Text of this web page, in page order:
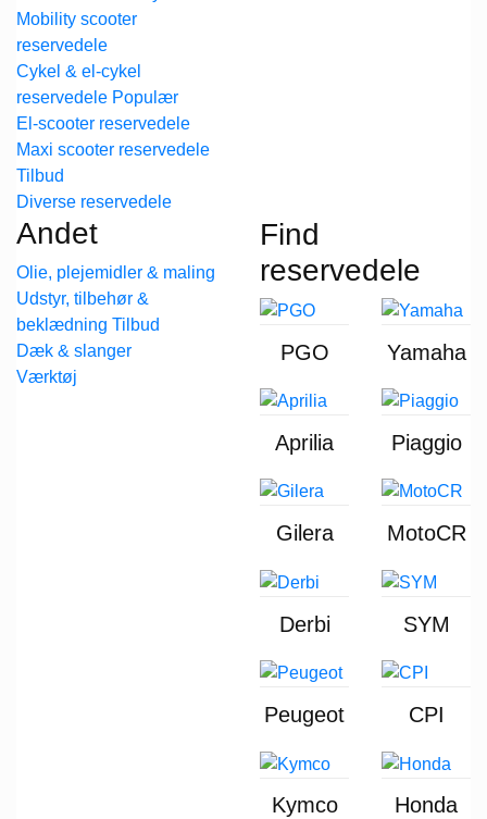
Mobility scooter
reservedele
Cykel & el-cykel
reservedele
El-scooter reservedele
Maxi scooter reservedele
Diverse reservedele
Andet
Olie, plejemidler & maling
Udstyr, tilbehør &
beklædning
Dæk & slanger
Værktøj
Find
reservedele
PGO Yamaha
Aprilia Piaggio
Gilera MotoCR
Derbi SYM
Peugeot CPI
Kymco Honda